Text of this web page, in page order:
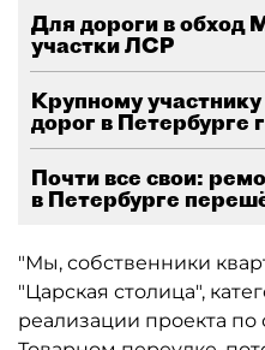
Для дороги в обход
участки ЛСР
Крупному
дорог в Петербурге
Почти все свои:
в Петербурге
"Мы, собственники
"Царская столица",
реализации проекта по